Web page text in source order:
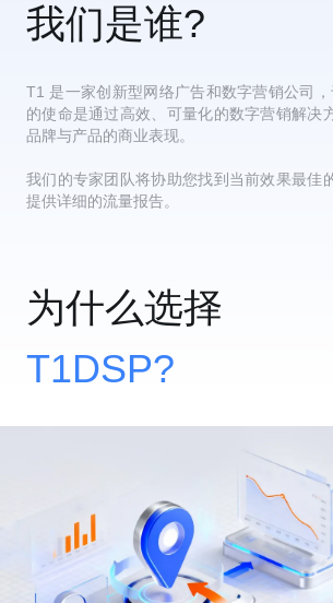
我们是谁?
T1 是一家创新型网络广告和数字营销公司
的使命是通过高效、可量化的数字营销解决
品牌与产品的商业表现。
我们的专家团队将协助您找到当前效果最佳
提供详细的流量报告。
为什么选择
T1DSP?